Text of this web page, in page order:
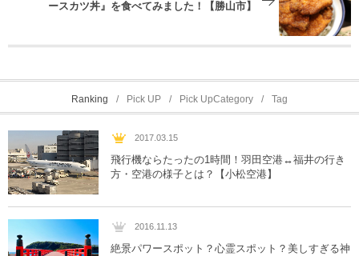
ースカツ丼』を食べてみました！【勝山市】
Ranking Pick UP Pick UpCategory Tag
2017.03.15
飛行機ならたったの1時間！羽田空港↔︎福井の行き
方・空港の様子とは？【小松空港】
2016.11.13
絶景パワースポット？心霊スポット？美しすぎる神